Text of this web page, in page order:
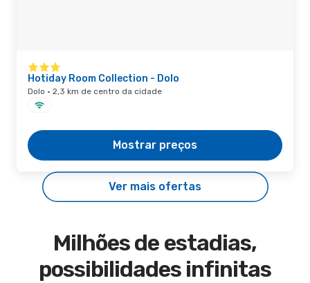
Hotiday Room Collection - Dolo
Dolo · 2,3 km de centro da cidade
Mostrar preços
Ver mais ofertas
Milhões de estadias,
possibilidades infinitas